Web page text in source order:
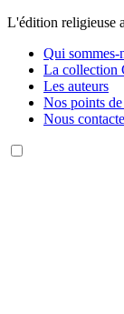
L'édition religieuse
Qui sommes-
La collection
Les auteurs
Nos points
Nous